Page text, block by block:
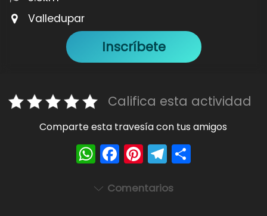
Valledupar
Inscríbete
Califica esta actividad
Comparte esta travesía con tus amigos
W
h
a
F
a
c
Pi
nt
er
T
el
e
Comentarios